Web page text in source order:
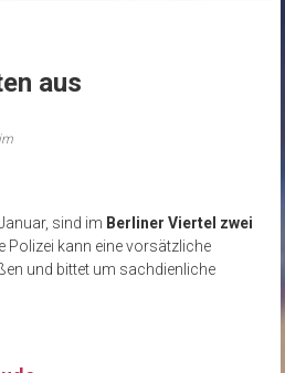
aus
sind im Berliner Viertel zwei
Polizei kann eine vorsätzliche
und bittet um sachdienliche